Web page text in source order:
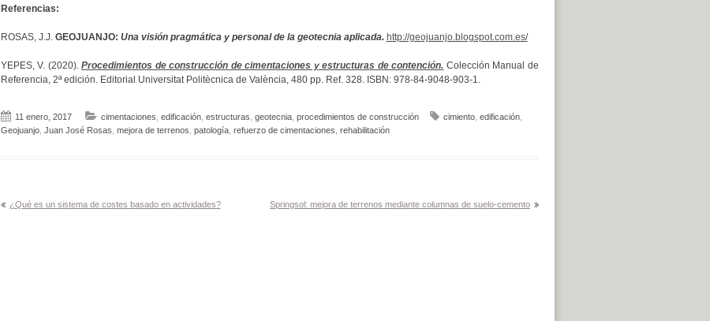
Referencias:
ROSAS, J.J. GEOJUANJO: Una visión pragmática y personal de la geotecnia aplicada. http://geojuanjo.blogspot.com.es/
YEPES, V. (2020).Procedimientos de construcción de cimentaciones y estructuras de contención. Colección Manual de
Referencia, 2ª edición. Editorial Universitat Politècnica de València, 480 pp. Ref. 328. ISBN: 978-84-9048-903-1.
11 enero, 2017 cimentaciones edificación, estructuras geotecnia, procedimientos de construcción cimiento, edificación,
Geojuanjo, Juan José Rosas mejora de terrenos patología, refuerzo de cimentaciones rehabilitación
Navegación
¿Qué es un sistema de costes basado en actividades? Springsol: mejora de terrenos mediante columnas de suelo-cemento